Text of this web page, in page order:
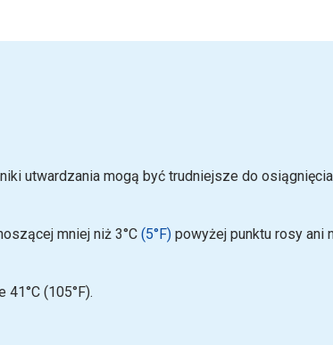
utwardzania mogą być trudniejsze do
mniej niż 3°C(5°F) powyżej punktu rosy ani
(105°F).